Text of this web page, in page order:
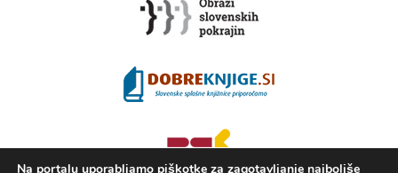
Na portalu uporabljamo piškotke za zagotavljanje najboljše